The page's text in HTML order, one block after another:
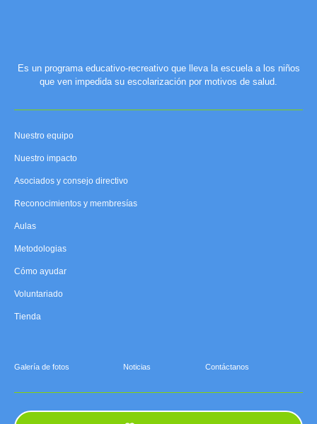
Es un programa educativo-recreativo que lleva la escuela a los niños
que ven impedida su escolarización por motivos de salud.
Nuestro equipo
Nuestro impacto
Asociados y consejo directivo
Reconocimientos y membresías
Aulas
Metodologias
Cómo ayudar
Voluntariado
Tienda
Galería de fotos Noticias Contáctanos